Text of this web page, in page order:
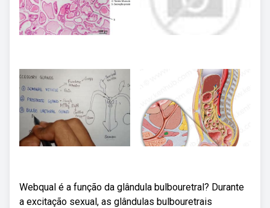
Webqual é a função da glândula bulbouretral? Durante
a excitação sexual, as glândulas bulbouretrais